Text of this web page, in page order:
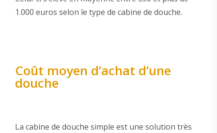
1.000 euros selon le type de cabine de douche.
Coût moyen d’achat d’une
douche
La cabine de douche simple est une solution très